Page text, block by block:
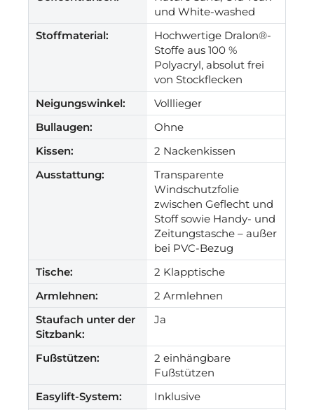
und White-washed
Stoffmaterial:
Hochwertige Dralon®-
Stoffe aus 100 %
Polyacryl, absolut frei
von Stockflecken
Neigungswinkel:
Volllieger
Bullaugen:
Ohne
Kissen:
2 Nackenkissen
Ausstattung:
Transparente
Windschutzfolie
zwischen Geflecht und
Stoff sowie Handy- und
Zeitungstasche – außer
bei PVC-Bezug
Tische:
2 Klapptische
Armlehnen:
2 Armlehnen
Staufach unter der
Sitzbank:
Ja
Fußstützen:
2 einhängbare
Fußstützen
Easylift-System:
Inklusive